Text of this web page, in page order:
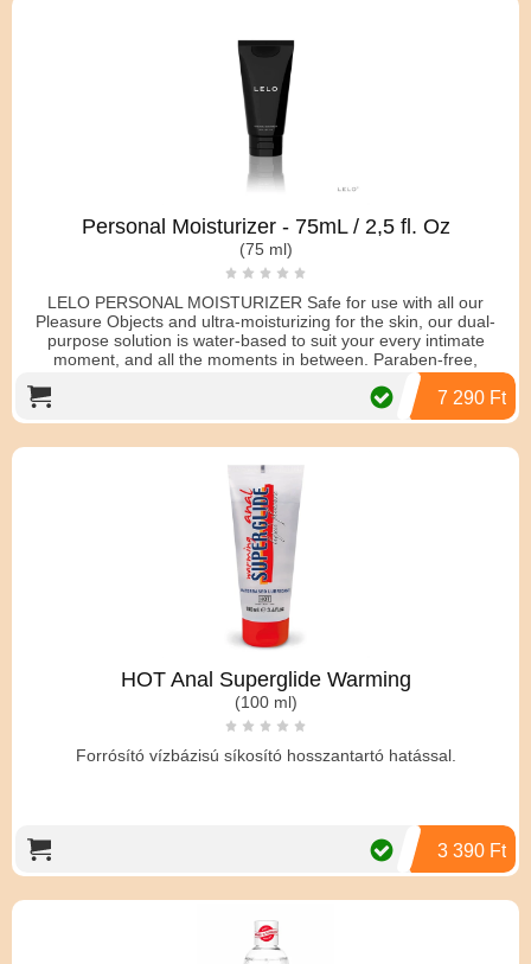
Personal Moisturizer - 75mL / 2,5 fl. Oz
(75 ml)
LELO PERSONAL MOISTURIZER Safe for use with all our
Pleasure Objects and ultra-moisturizing for the skin, our dual-
purpose solution is water-based to suit your every intimate
moment, and all the moments in between. Paraben-free,
7 290 Ft
HOT Anal Superglide Warming
(100 ml)
Forrósító vízbázisú síkosító hosszantartó hatással.
3 390 Ft